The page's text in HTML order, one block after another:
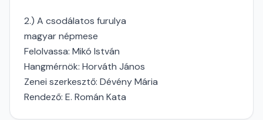
2.) A csodálatos furulya
magyar népmese
Felolvassa: Mikó István
Hangmérnök: Horváth János
Zenei szerkesztő: Dévény Mária
Rendező: E. Román Kata